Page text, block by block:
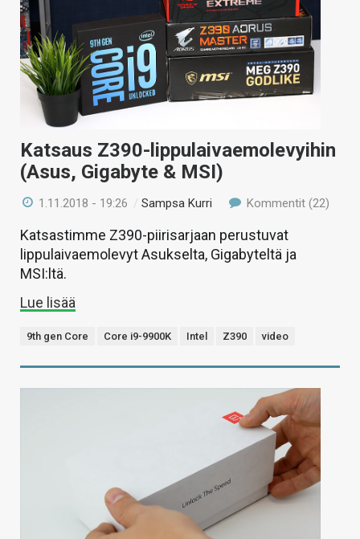
Katsaus Z390-lippulaivaemolevyihin
(Asus, Gigabyte & MSI)
1.11.2018 - 19:26 /Sampsa Kurri Kommentit (22)
Katsastimme Z390-piirisarjaan perustuvat
lippulaivaemolevyt Asukselta, Gigabyteltä ja
MSI:ltä.
Lue lisää
9th gen Core Core i9-9900K Intel Z390 video